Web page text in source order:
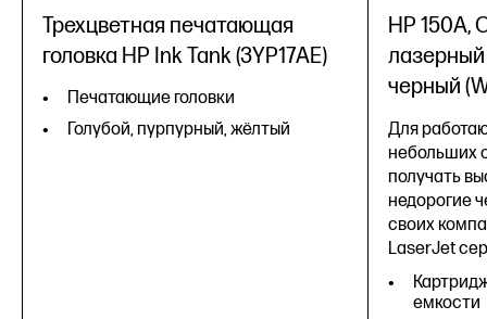
Трехцветная печатающая
головка HP Ink Tank (3YP17AE)
Печатающие головки
Голубой, пурпурный, жёлтый
HP 150A,
черный
Для
небольших
получать
недорогие
своих
LaserJet
емкости